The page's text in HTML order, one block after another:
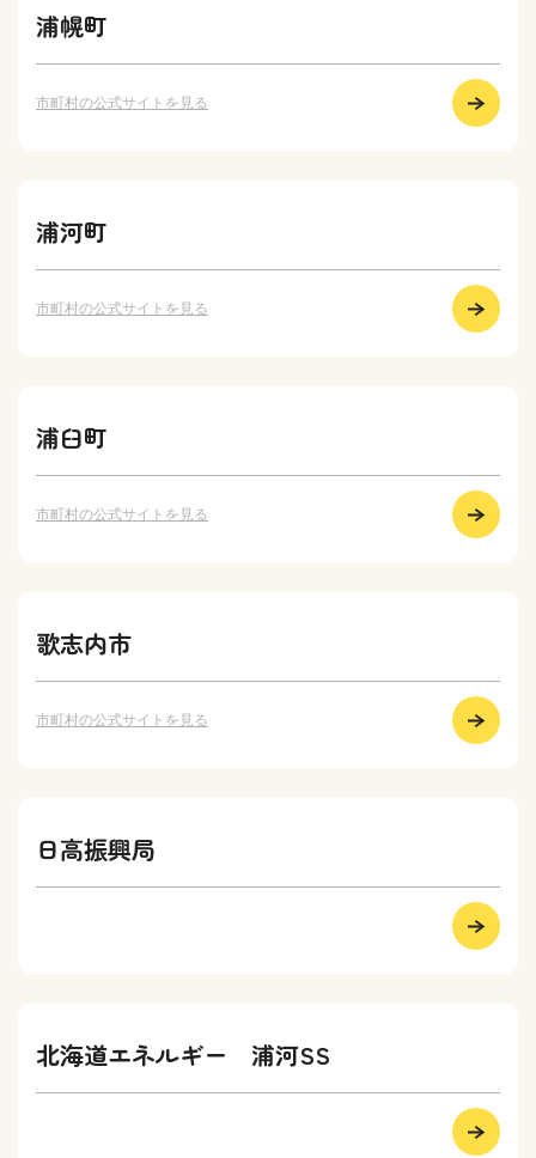
浦幌町
市町村の公式サイトを見る
浦河町
市町村の公式サイトを見る
浦臼町
市町村の公式サイトを見る
歌志内市
市町村の公式サイトを見る
日高振興局
北海道エネルギー 浦河SS